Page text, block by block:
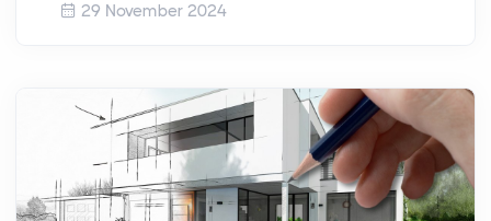
29 November 2024